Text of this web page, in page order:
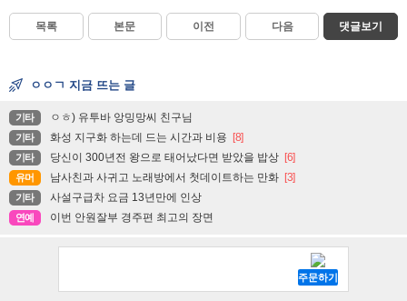
목록 본문 이전 다음 댓글보기
ㅇㅇㄱ 지금 뜨는 글
기타 ㅇㅎ) 유투바 앙밍망씨 친구님
기타 화성 지구화 하는데 드는 시간과 비용 [8]
기타 당신이 300년전 왕으로 태어났다면 받았을 밥상 [6]
유머 남사친과 사귀고 노래방에서 첫데이트하는 만화 [3]
기타 사설구급차 요금 13년만에 인상
연예 이번 안원잘부 경주편 최고의 장면